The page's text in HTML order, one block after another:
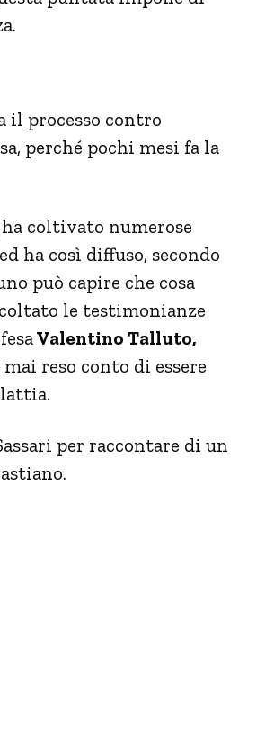
il processo contro
perché pochi mesi fa la
coltivato numerose
ha così diffuso, secondo
può capire che cosa
le testimonianze
Valentino Talluto,
reso conto di essere
per raccontare di un